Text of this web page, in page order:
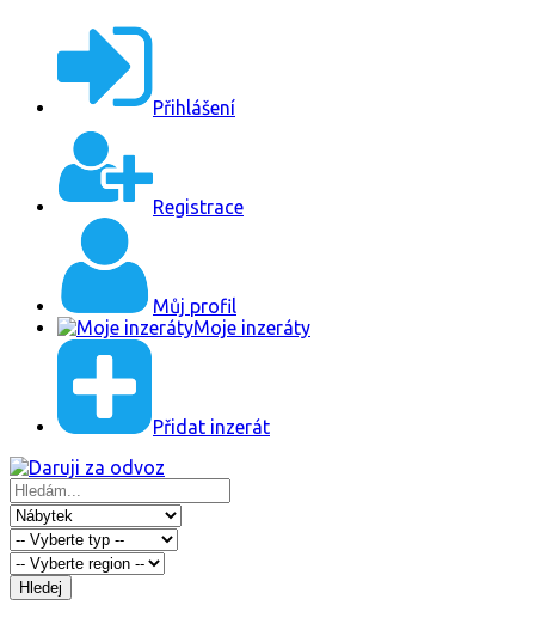
Přihlášení
Registrace
Můj profil
Moje inzeráty
Přidat inzerát
Hledej